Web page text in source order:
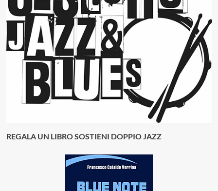
REGALA UN LIBRO SOSTIENI DOPPIO JAZZ